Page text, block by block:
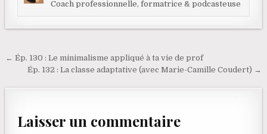
Coach professionnelle, formatrice & podcasteuse
Navigation de l’article
← Ép. 130 : Le minimalisme appliqué à ta vie de prof
Ép. 132 : La classe adaptative (avec Marie-Camille Coudert) →
Laisser un commentaire